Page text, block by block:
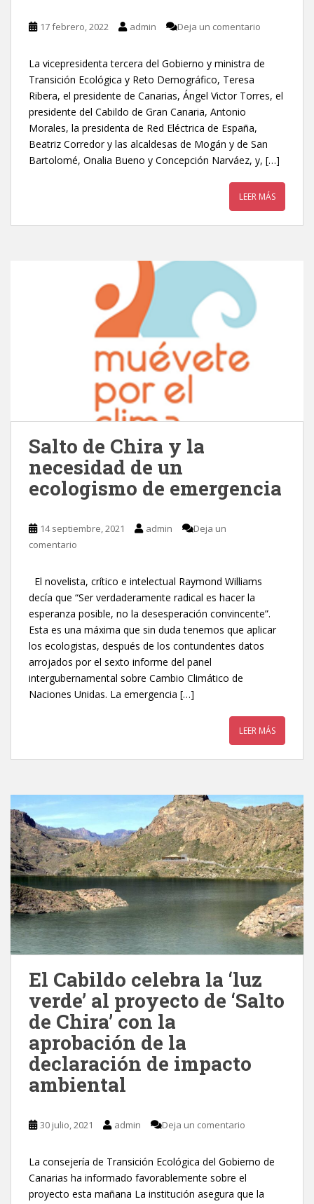
17 febrero, 2022 admin Deja un comentario
La vicepresidenta tercera del Gobierno y ministra de
Transición Ecológica y Reto Demográfico, Teresa
Ribera, el presidente de Canarias, Ángel Victor Torres, el
presidente del Cabildo de Gran Canaria, Antonio
Morales, la presidenta de Red Eléctrica de España,
Beatriz Corredor y las alcaldesas de Mogán y de San
Bartolomé, Onalia Bueno y Concepción Narváez, y, […]
LEER MÁS
Salto de Chira y la
necesidad de un
ecologismo de emergencia
14 septiembre, 2021 admin
Deja un
comentario
El novelista, crítico e intelectual Raymond Williams
decía que “Ser verdaderamente radical es hacer la
esperanza posible, no la desesperación convincente”.
Esta es una máxima que sin duda tenemos que aplicar
los ecologistas, después de los contundentes datos
arrojados por el sexto informe del panel
intergubernamental sobre Cambio Climático de
Naciones Unidas. La emergencia […]
LEER MÁS
El Cabildo celebra la ‘luz
verde’ al proyecto de ‘Salto
de Chira’ con la
aprobación de la
declaración de impacto
ambiental
30 julio, 2021 admin Deja un comentario
La consejería de Transición Ecológica del Gobierno de
Canarias ha informado favorablemente sobre el
proyecto esta mañana La institución asegura que la